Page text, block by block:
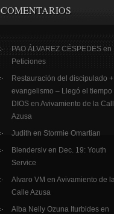
COMENTARIOS
PAO ÁLVAREZ CÉSPEDES en
Peticiones
Restauración del discipulado +
evangelismo – Llegó el tiempo
DIOS en Avivamiento de la
Azusa
Judith en Stormie Omartian
Blenderslv en Dec. 19: Youth
Service
Alvaro VM en Avivamiento de
Calle Azusa
Alba Nelly Ozuna Iturbides en